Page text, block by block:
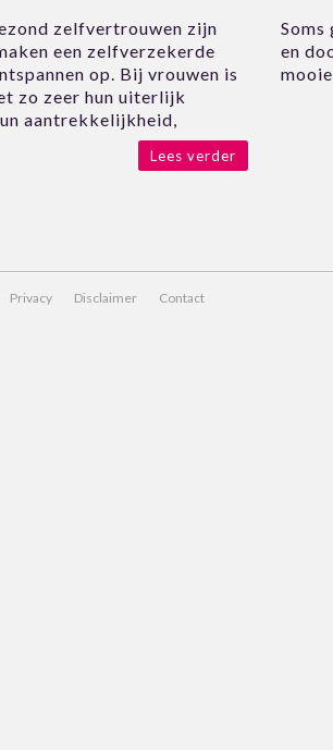
zelfvertrouwen zijn
een zelfverzekerde
op. Bij vrouwen is
zo zeer hun uiterlijk
aantrekkelijkheid,
Lees verder
Soms
en
Privacy Disclaimer Contact